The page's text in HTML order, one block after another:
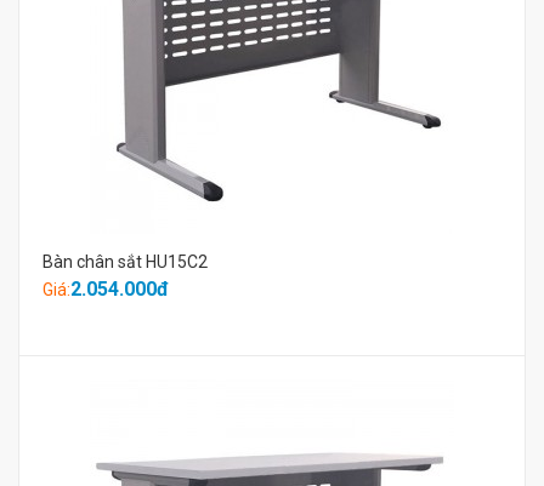
Bàn chân sắt HU15C2
Giá:2.054.000đ